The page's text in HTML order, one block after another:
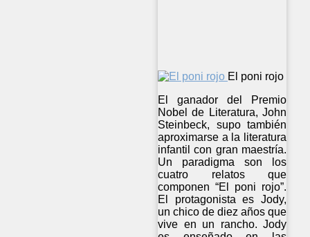
El poni rojo
El ganador del Premio
Nobel de Literatura, John
Steinbeck, supo también
aproximarse a la literatura
infantil con gran maestría.
Un paradigma son los
cuatro relatos que
componen “El poni rojo”.
El protagonista es Jody,
un chico de diez años que
vive en un rancho. Jody